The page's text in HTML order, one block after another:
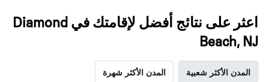
اعثر على نتائج أفضل لإقامتك في Diamond
Beach, NJ
المدن الأكثر شعبية المدن الأكثر شهرة